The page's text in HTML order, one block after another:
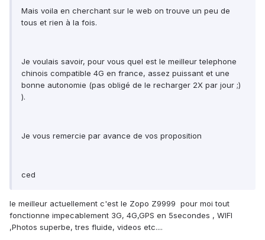
Mais voila en cherchant sur le web on trouve un peu de
tous et rien à la fois.
Je voulais savoir, pour vous quel est le meilleur telephone
chinois compatible 4G en france, assez puissant et une
bonne autonomie (pas obligé de le recharger 2X par jour ;)
).
Je vous remercie par avance de vos proposition
ced
le meilleur actuellement c'est le Zopo Z9999 pour moi tout
fonctionne impecablement 3G, 4G,GPS en 5secondes , WIFI
,Photos superbe, tres fluide, videos etc....